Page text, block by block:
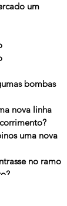
um
bombas
nova linha
uma nova
no ramo